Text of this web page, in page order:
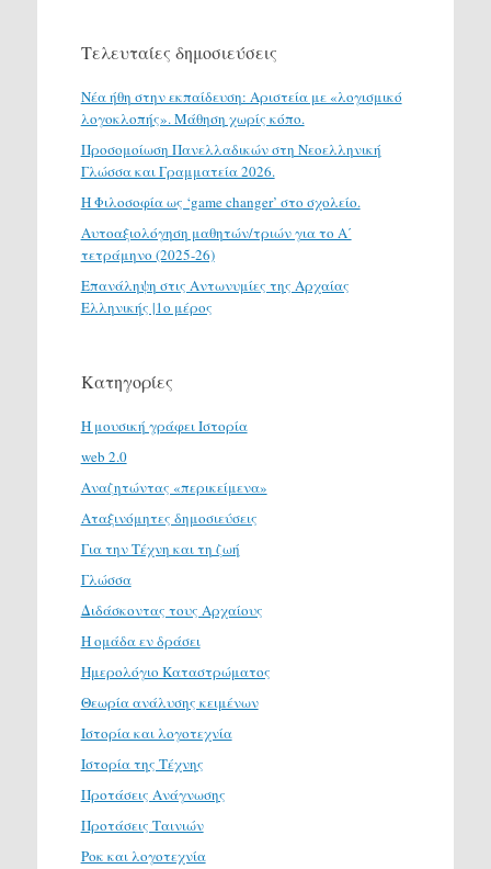
Τελευταίες δημοσιεύσεις
Νέα ήθη στην εκπαίδευση: Αριστεία με «λογισμικό
λογοκλοπής». Μάθηση χωρίς κόπο.
Προσομοίωση Πανελλαδικών στη Νεοελληνική
Γλώσσα και Γραμματεία 2026.
H Φιλοσοφία ως ‘game changer’ στο σχολείο.
Αυτοαξιολόγηση μαθητών/τριών για το Α΄
τετράμηνο (2025-26)
Επανάληψη στις Αντωνυμίες της Αρχαίας
Ελληνικής |1ο μέρος
Κατηγορίες
H μουσική γράφει Ιστορία
web 2.0
Αναζητώντας «περικείμενα»
Αταξινόμητες δημοσιεύσεις
Για την Τέχνη και τη ζωή
Γλώσσα
Διδάσκοντας τους Αρχαίους
Η ομάδα εν δράσει
Ημερολόγιο Καταστρώματος
Θεωρία ανάλυσης κειμένων
Ιστορία και λογοτεχνία
Ιστορία της Τέχνης
Προτάσεις Ανάγνωσης
Προτάσεις Ταινιών
Ροκ και λογοτεχνία